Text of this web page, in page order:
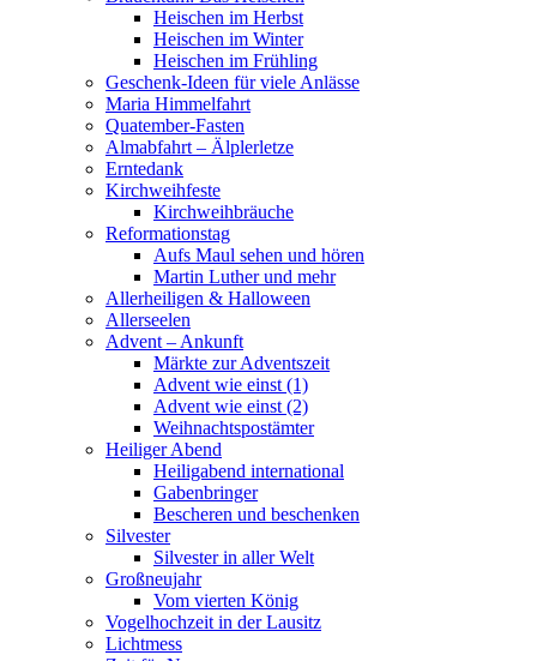
Heischen im Herbst
Heischen im Winter
Heischen im Frühling
Geschenk-Ideen für viele Anlässe
Maria Himmelfahrt
Quatember-Fasten
Almabfahrt – Älplerletze
Erntedank
Kirchweihfeste
Kirchweihbräuche
Reformationstag
Aufs Maul sehen und hören
Martin Luther und mehr
Allerheiligen & Halloween
Allerseelen
Advent – Ankunft
Märkte zur Adventszeit
Advent wie einst (1)
Advent wie einst (2)
Weihnachtspostämter
Heiliger Abend
Heiligabend international
Gabenbringer
Bescheren und beschenken
Silvester
Silvester in aller Welt
Großneujahr
Vom vierten König
Vogelhochzeit in der Lausitz
Lichtmess